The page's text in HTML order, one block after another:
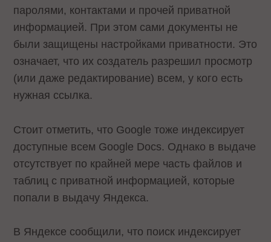
паролями, контактами и прочей приватной
информацией. При этом сами документы не
были защищены настройками приватности. Это
означает, что их создатель разрешил просмотр
(или даже редактирование) всем, у кого есть
нужная ссылка.
Стоит отметить, что Google тоже индексирует
доступные всем Google Docs. Однако в выдаче
отсутствует по крайней мере часть файлов и
таблиц с приватной информацией, которые
попали в выдачу Яндекса.
В Яндексе сообщили, что поиск индексирует